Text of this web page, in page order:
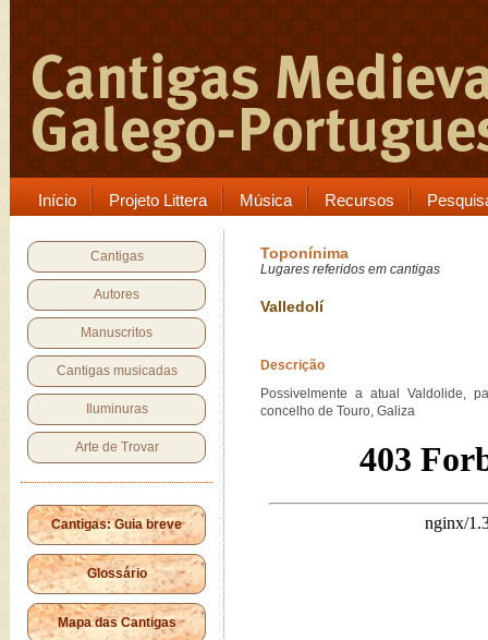
Início Projeto Littera Música Recursos
Cantigas
Autores
Manuscritos
Cantigas musicadas
Iluminuras
Arte de Trovar
Cantigas: Guia breve
Glossário
Mapa das Cantigas
Toponínima
Lugares referidos em cantigas
Valledolí
Descrição
Possivelmente a atual Valdolide,
concelho de Touro, Galiza